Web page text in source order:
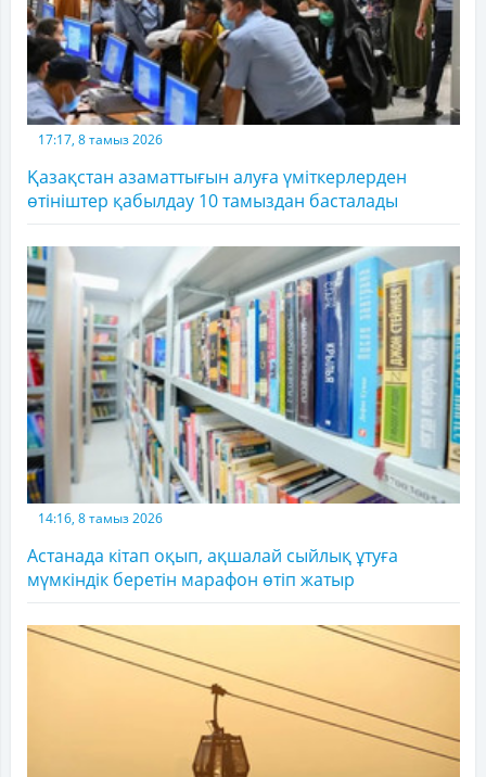
17:17, 8 тамыз 2026
Қазақстан азаматтығын алуға үміткерлерден
өтініштер қабылдау 10 тамыздан басталады
14:16, 8 тамыз 2026
Астанада кітап оқып, ақшалай сыйлық ұтуға
мүмкіндік беретін марафон өтіп жатыр